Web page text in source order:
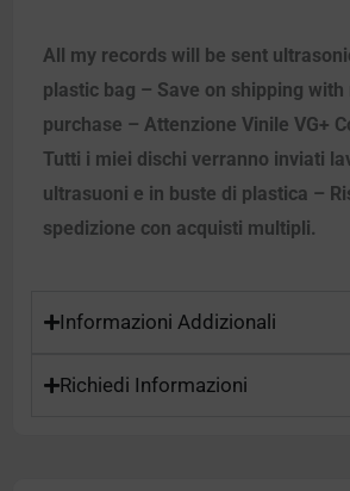
All my records will be sent
plastic bag – Save on shipping
purchase – Attenzione Vinile VG+
Tutti i miei dischi verranno inviati
ultrasuoni e in buste di plastica –
spedizione con acquisti multipli.
Informazioni Addizionali
Richiedi Informazioni